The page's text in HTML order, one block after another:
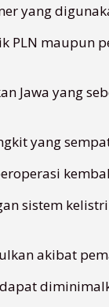
yang
maupun
Jawa yang
yang
sistem
akibat